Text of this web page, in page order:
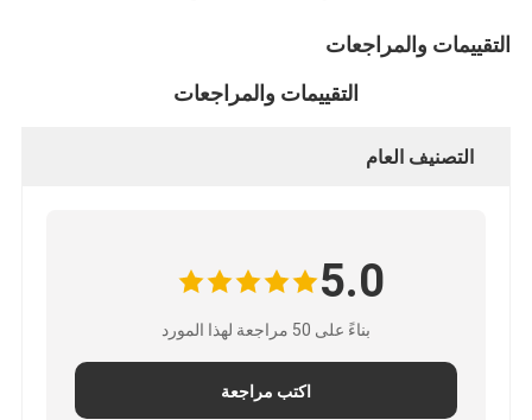
التقييمات والمراجعات
التقييمات والمراجعات
التصنيف العام
5.0
بناءً على 50 مراجعة لهذا المورد
اكتب مراجعة